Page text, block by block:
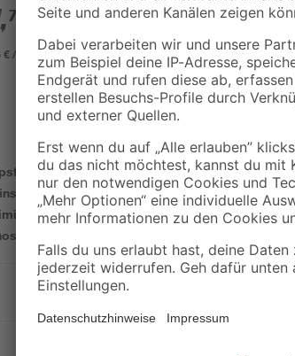
,79
€ / Kilogramm
22,99
74,16 € / Liter
Gewindegeometrie